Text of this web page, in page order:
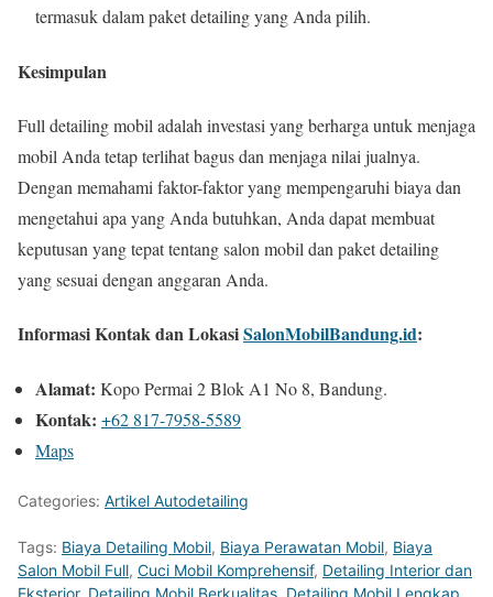
termasuk dalam paket detailing yang Anda pilih.
Kesimpulan
Full detailing mobil adalah investasi yang berharga untuk menjaga
mobil Anda tetap terlihat bagus dan menjaga nilai jualnya.
Dengan memahami faktor-faktor yang mempengaruhi biaya dan
mengetahui apa yang Anda butuhkan, Anda dapat membuat
keputusan yang tepat tentang salon mobil dan paket detailing
yang sesuai dengan anggaran Anda.
Informasi Kontak dan LokasiSalonMobilBandung.id:
Alamat: Kopo Permai 2 Blok A1 No 8, Bandung.
Kontak: +62 817-7958-5589
Maps
Categories: Artikel Autodetailing
Tags: Biaya Detailing Mobil, Biaya Perawatan Mobil, Biaya
Salon Mobil Full, Cuci Mobil Komprehensif, Detailing Interior dan
Eksterior, Detailing Mobil Berkualitas Detailing Mobil Lengkap